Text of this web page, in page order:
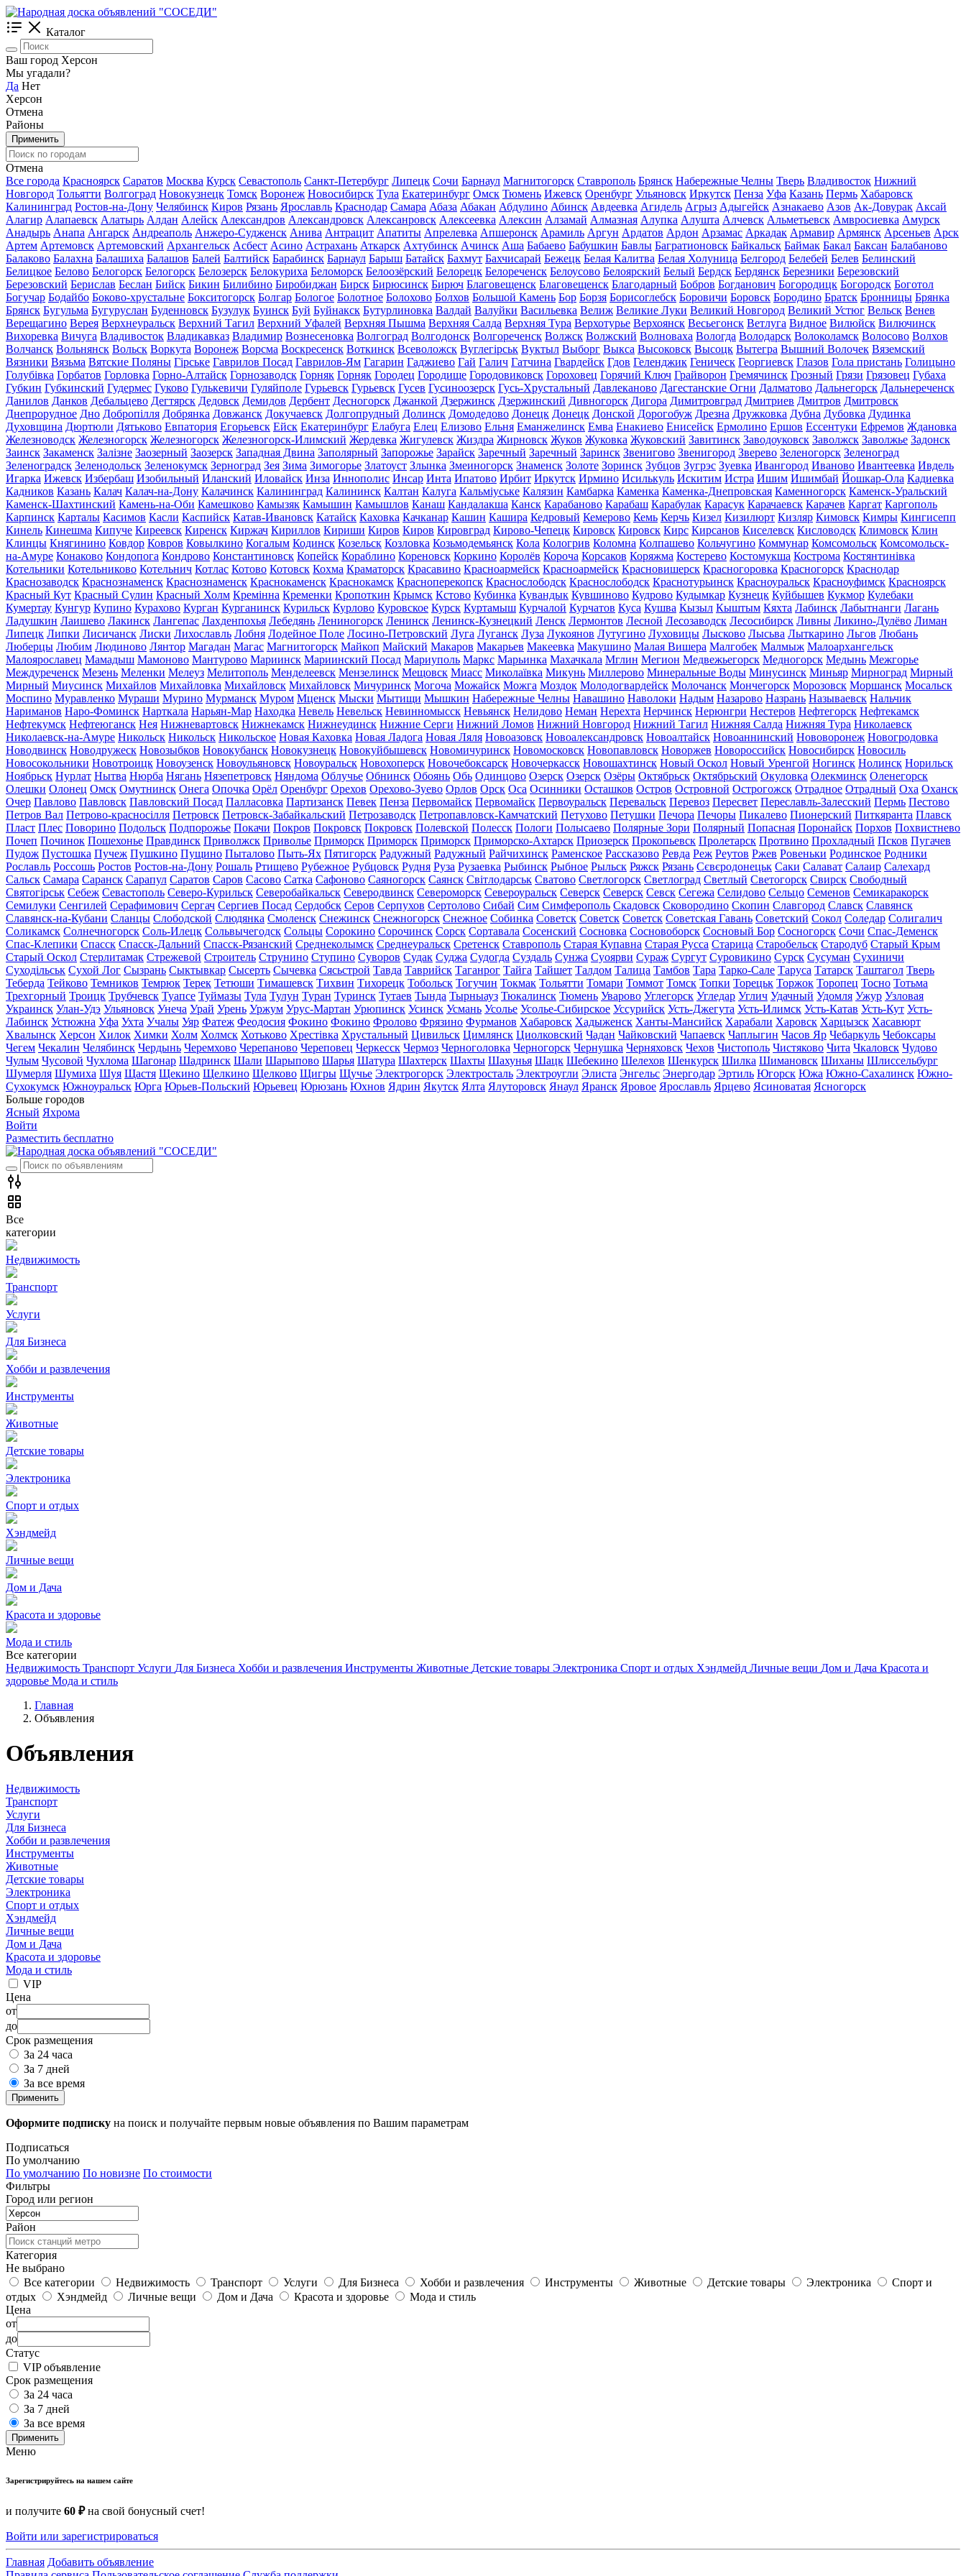
Каталог
Ваш город Херсон
Мы угадали?
Да Нет
Херсон
Отмена
Районы
Применить
Отмена
Все города Красноярск Саратов Москва Курск Севастополь Санкт-Петербург Липецк Сочи Барнаул Магнитогорск Ставрополь Брянск Набережные Челны Тверь Владивосток Нижний
Новгород Тольятти Волгоград Новокузнецк Томск Воронеж Новосибирск Тула Екатеринбург Омск Тюмень Ижевск Оренбург Ульяновск Иркутск Пенза Уфа Казань Пермь Хабаровск
Калининград Ростов-на-Дону Челябинск Киров Рязань Ярославль Краснодар Самара Абаза Абакан Абдулино Абинск Авдеевка Агидель Агрыз Адыгейск Азнакаево Азов Ак-Довурак Аксай
Алагир Алапаевск Алатырь Алдан Алейск Александров Александровск Алексанровск Алексеевка Алексин Алзамай Алмазная Алупка Алушта Алчевск Альметьевск Амвросиевка Амурск
Анадырь Анапа Ангарск Андреаполь Анжеро-Судженск Анива Антрацит Апатиты Апрелевка Апшеронск Арамиль Аргун Ардатов Ардон Арзамас Аркадак Армавир Армянск Арсеньев Арск
Артем Артемовск Артемовский Архангельск Асбест Асино Астрахань Аткарск Ахтубинск Ачинск Аша Бабаево Бабушкин Бавлы Багратионовск Байкальск Баймак Бакал Баксан Балабаново
Балаково Балахна Балашиха Балашов Балей Балтийск Барабинск Барнаул Барыш Батайск Бахмут Бахчисарай Бежецк Белая Калитва Белая Холуница Белгород Белебей Белев Белинский
Белицкое Белово Белогорск Белогорск Белозерск Белокуриха Беломорск Белоозёрский Белорецк Белореченск Белоусово Белоярский Белый Бердск Бердянск Березники Березовский
Березовский Берислав Беслан Бийск Бикин Билибино Биробиджан Бирск Бирюсинск Бирюч Благовещенск Благовещенск Благодарный Бобров Богданович Богородицк Богородск Боготол
Богучар Бодайбо Боково-хрустальне Бокситогорск Болгар Бологое Болотное Болохово Болхов Большой Камень Бор Борзя Борисоглебск Боровичи Боровск Бородино Братск Бронницы Брянка
Брянск Бугульма Бугуруслан Буденновск Бузулук Буинск Буй Буйнакск Бутурлиновка Валдай Валуйки Васильевка Велиж Великие Луки Великий Новгород Великий Устюг Вельск Венев
Верещагино Верея Верхнеуральск Верхний Тагил Верхний Уфалей Верхняя Пышма Верхняя Салда Верхняя Тура Верхотурье Верхоянск Весьегонск Ветлуга Видное Вилюйск Вилючинск
Вихоревка Вичуга Владивосток Владикавказ Владимир Вознесеновка Волгоград Волгодонск Волгореченск Волжск Волжский Волноваха Вологда Володарск Волоколамск Волосово Волхов
Волчанск Вольнянск Вольск Воркута Воронеж Ворсма Воскресенск Воткинск Всеволожск Вуглегірськ Вуктыл Выборг Выкса Высоковск Высоцк Вытегра Вышний Волочек Вяземский
Вязники Вязьма Вятские Поляны Гірське Гаврилов Посад Гаврилов-Ям Гагарин Гаджиево Гай Галич Гатчина Гвардейск Гдов Геленджик Геническ Георгиевск Глазов Гола пристань Голицыно
Голубівка Горбатов Горловка Горно-Алтайск Горнозаводск Горняк Горняк Городец Городище Городовиковск Гороховец Горячий Ключ Грайворон Гремячинск Грозный Грязи Грязовец Губаха
Губкин Губкинский Гудермес Гуково Гулькевичи Гуляйполе Гурьевск Гурьевск Гусев Гусиноозерск Гусь-Хрустальный Давлеканово Дагестанские Огни Далматово Дальнегорск Дальнереченск
Данилов Данков Дебальцево Дегтярск Дедовск Демидов Дербент Десногорск Джанкой Дзержинск Дзержинский Дивногорск Дигора Димитровград Дмитриев Дмитров Дмитровск
Днепрорудное Дно Добропілля Добрянка Довжанск Докучаевск Долгопрудный Долинск Домодедово Донецк Донецк Донской Дорогобуж Дрезна Дружковка Дубна Дубовка Дудинка
Духовщина Дюртюли Дятьково Евпатория Егорьевск Ейск Екатеринбург Елабуга Елец Елизово Ельня Еманжелинск Емва Енакиево Енисейск Ермолино Ершов Ессентуки Ефремов Ждановка
Железноводск Железногорск Железногорск Железногорск-Илимский Жердевка Жигулевск Жиздра Жирновск Жуков Жуковка Жуковский Завитинск Заводоуковск Заволжск Заволжье Задонск
Заинск Закаменск Залізне Заозерный Заозерск Западная Двина Заполярный Запорожье Зарайск Заречный Заречный Заринск Звенигово Звенигород Зверево Зеленогорск Зеленоград
Зеленоградск Зеленодольск Зеленокумск Зерноград Зея Зима Зимогорье Златоуст Злынка Змеиногорск Знаменск Золоте Зоринск Зубцов Зугрэс Зуевка Ивангород Иваново Ивантеевка Ивдель
Игарка Ижевск Избербаш Изобильный Иланский Иловайск Инза Иннополис Инсар Инта Ипатово Ирбит Иркутск Ирмино Исилькуль Искитим Истра Ишим Ишимбай Йошкар-Ола Кадиевка
Кадников Казань Калач Калач-на-Дону Калачинск Калининград Калининск Калтан Калуга Кальміуське Калязин Камбарка Каменка Каменка-Днепровская Каменногорск Каменск-Уральский
Каменск-Шахтинский Камень-на-Оби Камешково Камызяк Камышин Камышлов Канаш Кандалакша Канск Карабаново Карабаш Карабулак Карасук Карачаевск Карачев Каргат Каргополь
Карпинск Карталы Касимов Касли Каспийск Катав-Ивановск Катайск Каховка Качканар Кашин Кашира Кедровый Кемерово Кемь Керчь Кизел Кизилюрт Кизляр Кимовск Кимры Кингисепп
Кинель Кинешма Кипуче Киреевск Киренск Киржач Кириллов Кириши Киров Киров Кировград Кирово-Чепецк Кировск Кировск Кирс Кирсанов Киселевск Кисловодск Климовск Клин
Клинцы Княгинино Ковдор Ковров Ковылкино Когалым Кодинск Козельск Козловка Козьмодемьянск Кола Кологрив Коломна Колпашево Кольчугино Коммунар Комсомольск Комсомольск-
на-Амуре Конаково Кондопога Кондрово Константиновск Копейск Кораблино Кореновск Коркино Королёв Короча Корсаков Коряжма Костерево Костомукша Кострома Костянтинівка
Котельники Котельниково Котельнич Котлас Котово Котовск Кохма Краматорск Красавино Красноармейск Красноармейск Красновишерск Красногоровка Красногорск Краснодар
Краснозаводск Краснознаменск Краснознаменск Краснокаменск Краснокамск Красноперекопск Краснослободск Краснослободск Краснотурьинск Красноуральск Красноуфимск Красноярск
Красный Кут Красный Сулин Красный Холм Кремінна Кременки Кропоткин Крымск Кстово Кубинка Кувандык Кувшиново Кудрово Кудымкар Кузнецк Куйбышев Кукмор Кулебаки
Кумертау Кунгур Купино Курахово Курган Курганинск Курильск Курлово Куровское Курск Куртамыш Курчалой Курчатов Куса Кушва Кызыл Кыштым Кяхта Лабинск Лабытнанги Лагань
Ладушкин Лаишево Лакинск Лангепас Лахденпохья Лебедянь Лениногорск Ленинск Ленинск-Кузнецкий Ленск Лермонтов Лесной Лесозаводск Лесосибирск Ливны Ликино-Дулёво Лиман
Липецк Липки Лисичанск Лиски Лихославль Лобня Лодейное Поле Лосино-Петровский Луга Луганск Луза Лукоянов Лутугино Луховицы Лысково Лысьва Лыткарино Льгов Любань
Люберцы Любим Людиново Лянтор Магадан Магас Магнитогорск Майкоп Майский Макаров Макарьев Макеевка Макушино Малая Вишера Малгобек Малмыж Малоархангельск
Малоярославец Мамадыш Мамоново Мантурово Мариинск Мариинский Посад Мариуполь Маркс Марьинка Махачкала Мглин Мегион Медвежьегорск Медногорск Медынь Межгорье
Междуреченск Мезень Меленки Мелеуз Мелитополь Менделеевск Мензелинск Мещовск Миасс Миколаївка Микунь Миллерово Минеральные Воды Минусинск Миньяр Мирноград Мирный
Мирный Миусинск Михайлов Михайловка Михайловск Михайловск Мичуринск Могоча Можайск Можга Моздок Молодогвардейск Молочанск Мончегорск Морозовск Моршанск Мосальск
Моспино Муравленко Мураши Мурино Мурманск Муром Мценск Мыски Мытищи Мышкин Набережные Челны Навашино Наволоки Надым Назарово Назрань Называевск Нальчик
Нариманов Наро-Фоминск Нарткала Нарьян-Мар Находка Невель Невельск Невинномысск Невьянск Нелидово Неман Нерехта Нерчинск Нерюнгри Нестеров Нефтегорск Нефтекамск
Нефтекумск Нефтеюганск Нея Нижневартовск Нижнекамск Нижнеудинск Нижние Серги Нижний Ломов Нижний Новгород Нижний Тагил Нижняя Салда Нижняя Тура Николаевск
Николаевск-на-Амуре Никольск Никольск Никольское Новая Каховка Новая Ладога Новая Ляля Новоазовск Новоалександровск Новоалтайск Новоаннинский Нововоронеж Новогродовка
Новодвинск Новодружеск Новозыбков Новокубанск Новокузнецк Новокуйбышевск Новомичуринск Новомосковск Новопавловск Новоржев Новороссийск Новосибирск Новосиль
Новосокольники Новотроицк Новоузенск Новоульяновск Новоуральск Новохоперск Новочебоксарск Новочеркасск Новошахтинск Новый Оскол Новый Уренгой Ногинск Нолинск Норильск
Ноябрьск Нурлат Нытва Нюрба Нягань Нязепетровск Няндома Облучье Обнинск Обоянь Обь Одинцово Озерск Озерск Озёры Октябрьск Октябрьский Окуловка Олекминск Оленегорск
Олешки Олонец Омск Омутнинск Онега Опочка Орёл Оренбург Орехов Орехово-Зуево Орлов Орск Оса Осинники Осташков Остров Островной Острогожск Отрадное Отрадный Оха Оханск
Очер Павлово Павловск Павловский Посад Палласовка Партизанск Певек Пенза Первомайск Первомайск Первоуральск Перевальск Перевоз Пересвет Переславль-Залесский Пермь Пестово
Петров Вал Петрово-красносілля Петровск Петровск-Забайкальский Петрозаводск Петропавловск-Камчатский Петухово Петушки Печора Печоры Пикалево Пионерский Питкяранта Плавск
Пласт Плес Поворино Подольск Подпорожье Покачи Покров Покровск Покровск Полевской Полесск Пологи Полысаево Полярные Зори Полярный Попасная Поронайск Порхов Похвистнево
Почеп Починок Пошехонье Правдинск Приволжск Приволье Приморск Приморск Приморск Приморско-Ахтарск Приозерск Прокопьевск Пролетарск Протвино Прохладный Псков Пугачев
Пудож Пустошка Пучеж Пушкино Пущино Пыталово Пыть-Ях Пятигорск Радужный Радужный Райчихинск Раменское Рассказово Ревда Реж Реутов Ржев Ровеньки Родинское Родники
Рославль Россошь Ростов Ростов-на-Дону Рошаль Ртищево Рубежное Рубцовск Рудня Руза Рузаевка Рыбинск Рыбное Рыльск Ряжск Рязань Сєвєродонецьк Саки Салават Салаир Салехард
Сальск Самара Саранск Сарапул Саратов Саров Сасово Сатка Сафоново Саяногорск Саянск Світлодарськ Сватово Светлогорск Светлоград Светлый Светогорск Свирск Свободный
Святогірськ Себеж Севастополь Северо-Курильск Северобайкальск Северодвинск Североморск Североуральск Северск Северск Севск Сегежа Селидово Сельцо Семенов Семикаракорск
Семилуки Сенгилей Серафимович Сергач Сергиев Посад Сердобск Серов Серпухов Сертолово Сибай Сим Симферополь Скадовск Сковородино Скопин Славгород Славск Славянск
Славянск-на-Кубани Сланцы Слободской Слюдянка Смоленск Снежинск Снежногорск Снежное Собинка Советск Советск Советск Советская Гавань Советский Сокол Соледар Солигалич
Соликамск Солнечногорск Соль-Илецк Сольвычегодск Сольцы Сорокино Сорочинск Сорск Сортавала Сосенский Сосновка Сосновоборск Сосновый Бор Сосногорск Сочи Спас-Деменск
Спас-Клепики Спасск Спасск-Дальний Спасск-Рязанский Среднеколымск Среднеуральск Сретенск Ставрополь Старая Купавна Старая Русса Старица Старобельск Стародуб Старый Крым
Старый Оскол Стерлитамак Стрежевой Строитель Струнино Ступино Суворов Судак Суджа Судогда Суздаль Сунжа Суоярви Сураж Сургут Суровикино Сурск Сусуман Сухиничи
Суходільськ Сухой Лог Сызрань Сыктывкар Сысерть Сычевка Сясьстрой Тавда Таврийск Таганрог Тайга Тайшет Талдом Талица Тамбов Тара Тарко-Сале Таруса Татарск Таштагол Тверь
Теберда Тейково Темников Темрюк Терек Тетюши Тимашевск Тихвин Тихорецк Тобольск Тогучин Токмак Тольятти Томари Томмот Томск Топки Торецьк Торжок Торопец Тосно Тотьма
Трехгорный Троицк Трубчевск Туапсе Туймазы Тула Тулун Туран Туринск Тутаев Тында Тырныауз Тюкалинск Тюмень Уварово Углегорск Угледар Углич Удачный Удомля Ужур Узловая
Украинск Улан-Удэ Ульяновск Унеча Урай Урень Уржум Урус-Мартан Урюпинск Усинск Усмань Усолье Усолье-Сибирское Уссурийск Усть-Джегута Усть-Илимск Усть-Катав Усть-Кут Усть-
Лабинск Устюжна Уфа Ухта Учалы Уяр Фатеж Феодосия Фокино Фокино Фролово Фрязино Фурманов Хабаровск Хадыженск Ханты-Мансийск Харабали Харовск Харцызск Хасавюрт
Хвалынск Херсон Хилок Химки Холм Холмск Хотьково Хрестівка Хрустальный Цивильск Цимлянск Циолковский Чадан Чайковский Чапаевск Чаплыгин Часов Яр Чебаркуль Чебоксары
Чегем Чекалин Челябинск Чердынь Черемхово Черепаново Череповец Черкесск Чермоз Черноголовка Черногорск Чернушка Черняховск Чехов Чистополь Чистяково Чита Чкаловск Чудово
Чулым Чусовой Чухлома Шагонар Шадринск Шали Шарыпово Шарья Шатура Шахтерск Шахты Шахунья Шацк Шебекино Шелехов Шенкурск Шилка Шимановск Шиханы Шлиссельбург
Шумерля Шумиха Шуя Щастя Щекино Щелкино Щелково Щигры Щучье Электрогорск Электросталь Электроугли Элиста Энгельс Энергодар Эртиль Югорск Южа Южно-Сахалинск Южно-
Сухокумск Южноуральск Юрга Юрьев-Польский Юрьевец Юрюзань Юхнов Ядрин Якутск Ялта Ялуторовск Янаул Яранск Яровое Ярославль Ярцево Ясиноватая Ясногорск
Больше городов
Ясный Яхрома
Войти
Разместить бесплатно
Все
категории
Недвижимость
Транспорт
Услуги
Для Бизнеса
Хобби и развлечения
Инструменты
Животные
Детские товары
Электроника
Спорт и отдых
Хэндмейд
Личные вещи
Дом и Дача
Красота и здоровье
Мода и стиль
Все категории
Недвижимость Транспорт Услуги Для Бизнеса Хобби и развлечения Инструменты Животные Детские товары Электроника Спорт и отдых Хэндмейд Личные вещи Дом и Дача Красота и
здоровье Мода и стиль
Главная
Объявления
Объявления
Недвижимость
Транспорт
Услуги
Для Бизнеса
Хобби и развлечения
Инструменты
Животные
Детские товары
Электроника
Спорт и отдых
Хэндмейд
Личные вещи
Дом и Дача
Красота и здоровье
Мода и стиль
VIP
Цена
от
до
Срок размещения
За 24 часа
За 7 дней
За все время
Применить
Оформите подписку на поиск и получайте первым новые объявления по Вашим параметрам
Подписаться
По умолчанию
По умолчанию По новизне По стоимости
Фильтры
Город или регион
Район
Категория
Не выбрано
Все категории
Недвижимость Транспорт Услуги Для Бизнеса Хобби и развлечения Инструменты Животные Детские товары Электроника
Спорт и
отдых
Хэндмейд Личные вещи Дом и Дача Красота и здоровье
Мода и стиль
Цена
от
до
Статус
VIP объявление
Срок размещения
За 24 часа
За 7 дней
За все время
Применить
Меню
Зарегистрируйтесь на нашем сайте
и получите 60 ₽на свой бонусный счет!
Войти или зарегистрироваться
Главная Добавить объявление